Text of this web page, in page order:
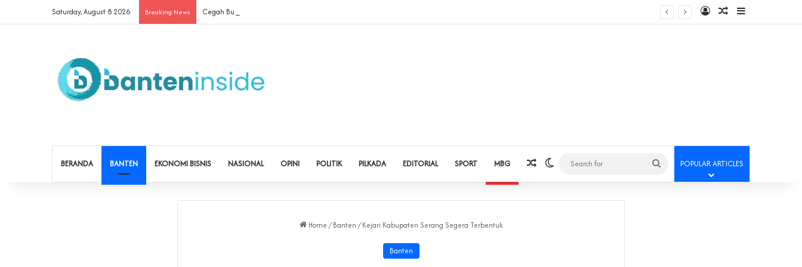
Saturday, August 8 2026 Breaking News Cegah Buruh Terjerat Judol dan Pinjol, Polda Banten Gandeng SPSI Perkuat Literasi Digital Log InRandom Article
Sidebar
BERANDA BANTEN EKONOMI BISNIS NASIONAL OPINI POLITIK PILKADA EDITORIAL SPORT MBG Random Article
Switch skin
Search
for
POPULAR ARTICLES
Home / Banten / Kejari Kabupaten Serang Segera Terbentuk
Banten